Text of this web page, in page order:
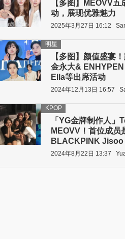
【多图】MEOVV
动，展现优雅魅力
2025年3月27日 16:12
【多图】颜值盛宴
金永大&
Ella等出席活动
明星
2024年12月13日 16:57
「YG金牌制作人」
MEOVV！首位成员
BLACKPINK Jisoo
KPOP
2024年8月22日 13:37